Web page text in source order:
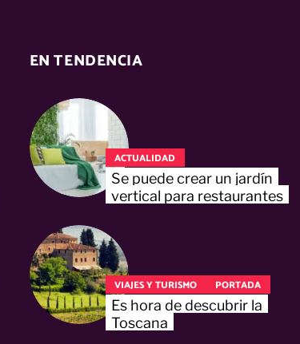
EN TENDENCIA
ACTUALIDAD
Se puede crear un jardín
vertical para restaurantes
VIAJES Y TURISMO PORTADA
Es hora de descubrir la
Toscana